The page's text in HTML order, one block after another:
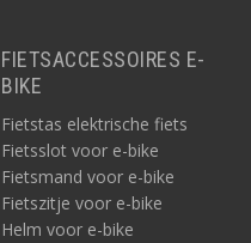
FIETSACCESSOIRES E-
BIKE
Fietstas elektrische fiets
Fietsslot voor e-bike
Fietsmand voor e-bike
Fietszitje voor e-bike
Helm voor e-bike